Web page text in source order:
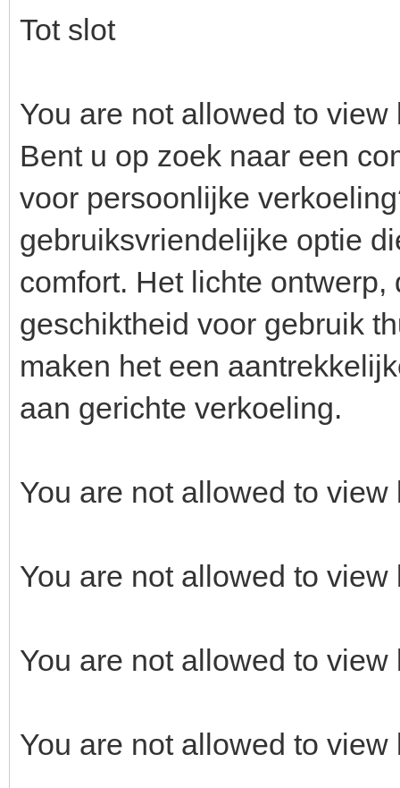
Tot slot
You are not allowed to
Bent u op zoek naar een
voor persoonlijke
gebruiksvriendelijke optie
comfort. Het lichte
geschiktheid voor gebruik
maken het een
aan gerichte verkoeling.
You are not allowed to
You are not allowed to
You are not allowed to
You are not allowed to